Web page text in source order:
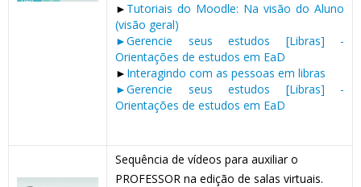
► Tutoriais do Moodle: Na visão do Aluno
(visão geral)
►Gerencie seus estudos [Libras] -
Orientações de estudos em EaD
► Interagindo com as pessoas em libras
►Gerencie seus estudos [Libras] -
Orientações de estudos em EaD
Sequência de vídeos para auxiliar o
PROFESSOR na edição de salas virtuais.